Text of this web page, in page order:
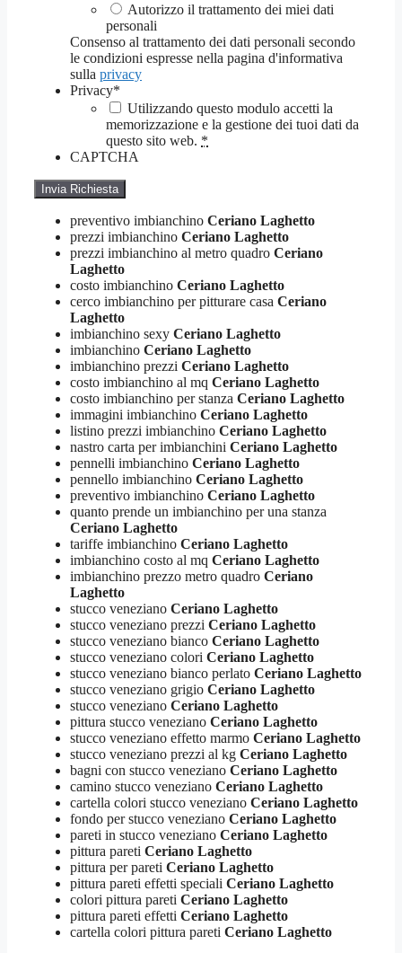
Autorizzo il trattamento dei miei dati
personali
Consenso al trattamento dei dati personali secondo
le condizioni espresse nella pagina d'informativa
sulla privacy
Privacy*
Utilizzando questo modulo accetti la
memorizzazione e la gestione dei tuoi dati da
questo sito web. *
CAPTCHA
preventivo imbianchino Ceriano Laghetto
prezzi imbianchino Ceriano Laghetto
prezzi imbianchino al metro quadro Ceriano
Laghetto
costo imbianchino Ceriano Laghetto
cerco imbianchino per pitturare casa Ceriano
Laghetto
imbianchino sexy Ceriano Laghetto
imbianchino Ceriano Laghetto
imbianchino prezzi Ceriano Laghetto
costo imbianchino al mq Ceriano Laghetto
costo imbianchino per stanza Ceriano Laghetto
immagini imbianchino Ceriano Laghetto
listino prezzi imbianchino Ceriano Laghetto
nastro carta per imbianchini Ceriano Laghetto
pennelli imbianchino Ceriano Laghetto
pennello imbianchino Ceriano Laghetto
preventivo imbianchino Ceriano Laghetto
quanto prende un imbianchino per una stanza
Ceriano Laghetto
tariffe imbianchino Ceriano Laghetto
imbianchino costo al mq Ceriano Laghetto
imbianchino prezzo metro quadro Ceriano
Laghetto
stucco veneziano Ceriano Laghetto
stucco veneziano prezzi Ceriano Laghetto
stucco veneziano bianco Ceriano Laghetto
stucco veneziano colori Ceriano Laghetto
stucco veneziano bianco perlato Ceriano Laghetto
stucco veneziano grigio Ceriano Laghetto
stucco veneziano Ceriano Laghetto
pittura stucco veneziano Ceriano Laghetto
stucco veneziano effetto marmo Ceriano Laghetto
stucco veneziano prezzi al kg Ceriano Laghetto
bagni con stucco veneziano Ceriano Laghetto
camino stucco veneziano Ceriano Laghetto
cartella colori stucco veneziano Ceriano Laghetto
fondo per stucco veneziano Ceriano Laghetto
pareti in stucco veneziano Ceriano Laghetto
pittura pareti Ceriano Laghetto
pittura per pareti Ceriano Laghetto
pittura pareti effetti speciali Ceriano Laghetto
colori pittura pareti Ceriano Laghetto
pittura pareti effetti Ceriano Laghetto
cartella colori pittura pareti Ceriano Laghetto